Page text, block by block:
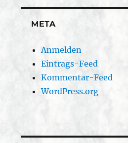
META
Anmelden
Eintrags-Feed
Kommentar-Feed
WordPress.org